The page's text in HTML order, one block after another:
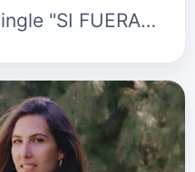
"SI FUERA
plata…